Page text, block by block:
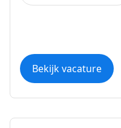
Bekijk vacature